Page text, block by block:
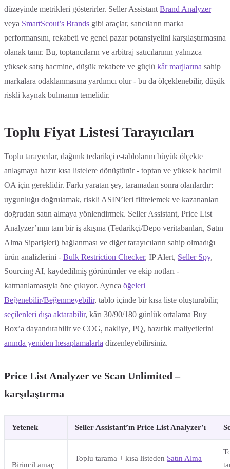
düzeyinde metrikleri gösterirler. Seller Assistant Brand Analyzer
veya SmartScout’s Brands gibi araçlar, satıcıların marka
performansını, rekabeti ve genel pazar potansiyelini karşılaştırmasına
olanak tanır. Bu, toptancıların ve arbitraj satıcılarının yalnızca
yüksek satış hacmine, düşük rekabete ve güçlü kâr marjlarına sahip
markalara odaklanmasına yardımcı olur - bu da ölçeklenebilir, düşük
riskli kaynak bulmanın temelidir.
Toplu Fiyat Listesi Tarayıcıları
Toplu tarayıcılar, dağınık tedarikçi e-tablolarını büyük ölçekte
anlaşmaya hazır kısa listelere dönüştürür - toptan ve yüksek hacimli
OA için gereklidir. Farkı yaratan şey, taramadan sonra olanlardır:
uygunluğu doğrulamak, riskli ASIN’leri filtrelemek ve kazananları
doğrudan satın almaya yönlendirmek. Seller Assistant, Price List
Analyzer’ının tam bir iş akışına (Tedarikçi/Depo veritabanları, Satın
Alma Siparişleri) bağlanması ve diğer tarayıcıların sahip olmadığı
ürün analizlerini - Bulk Restriction Checker, IP Alert, Seller Spy,
Sourcing AI, kaydedilmiş görünümler ve ekip notları -
katmanlamasıyla öne çıkıyor. Ayrıca öğeleri
Beğenebilir/Beğenmeyebilir, tablo içinde bir kısa liste oluşturabilir,
seçilenleri dışa aktarabilir, kârı 30/90/180 günlük ortalama Buy
Box’a dayandırabilir ve COG, nakliye, PQ, hazırlık maliyetlerini
anında yeniden hesaplamalarla düzenleyebilirsiniz.
Price List Analyzer ve Scan Unlimited –
karşılaştırma
Yetenek Seller Assistant’ın Price List Analyzer’ı
Birincil amaç
Toplu tarama + kısa listeden Satın Alma